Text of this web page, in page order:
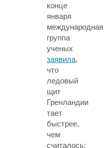
конце
января
международная
группа
ученых
заявила,
что
ледовый
щит
Гренландии
тает
быстрее,
чем
считалось: